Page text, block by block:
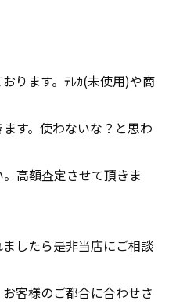
ります。ﾃﾚｶ(未使用)や商
す。使わないな？と思わ
高額査定させて頂きま
したら是非当店にご相談
客様のご都合に合わせさ